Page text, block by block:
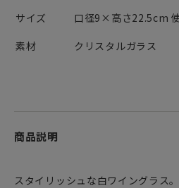
サイズ
口径9×高さ22.5cm
素材
クリスタルガラス
商品説明
スタイリッシュな白ワイングラス。